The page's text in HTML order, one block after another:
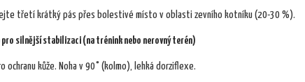
třetí krátký pás přes bolestivé místo v oblasti zevního kotníku (20-30 %).
silnější stabilizaci (na trénink nebo nerovný terén)
ochranu kůže. Noha v 90° (kolmo), lehká dorziflexe.